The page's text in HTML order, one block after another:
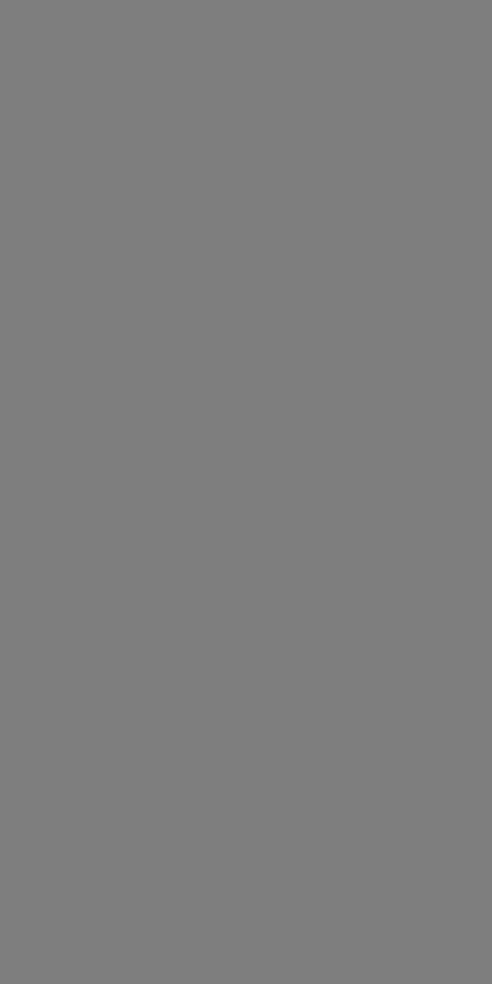
écoute
sur-mesure et repartez